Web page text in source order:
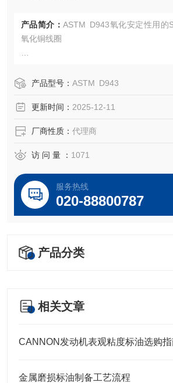
产品简介： ASTM D943氧化安定性用的
氧化铜线圈
2272、ASTM D2112、ASTM D4310 和
(RPVOT) 评估抑制矿物绝缘油和汽轮机油
产品型号： ASTM D943
更新时间： 2025-12-11
厂商性质： 代理商
访 问 量 ： 1071
服务热线
020-88800787
产品分类
相关文章
CANNON发动机表观粘度标油选购
金属磨损标油制备工艺流程